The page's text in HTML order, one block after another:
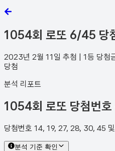
1054회 로또 6/45 당
2023년 2월 11일 추첨 | 1등 당첨
당첨
분석 리포트
1054회 로또 당첨번호
당첨번호 14, 19, 27, 28, 30, 45
분석 기준 확인